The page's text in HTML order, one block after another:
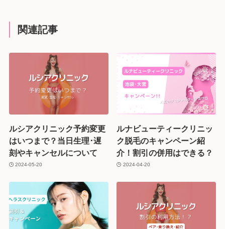
関連記事
ルシアクリニック予約変更
はいつまで？当日生理･遅
刻やキャンセルについて
2024-05-20
ルナビューティークリニッ
ク脱毛のキャンペーン紹
介！割引の併用はできる？
2024-04-20